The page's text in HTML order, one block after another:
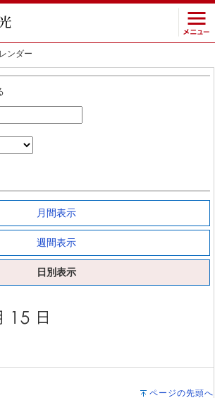
ンダー
月間表示
週間表示
日別表示
ページの先頭へ